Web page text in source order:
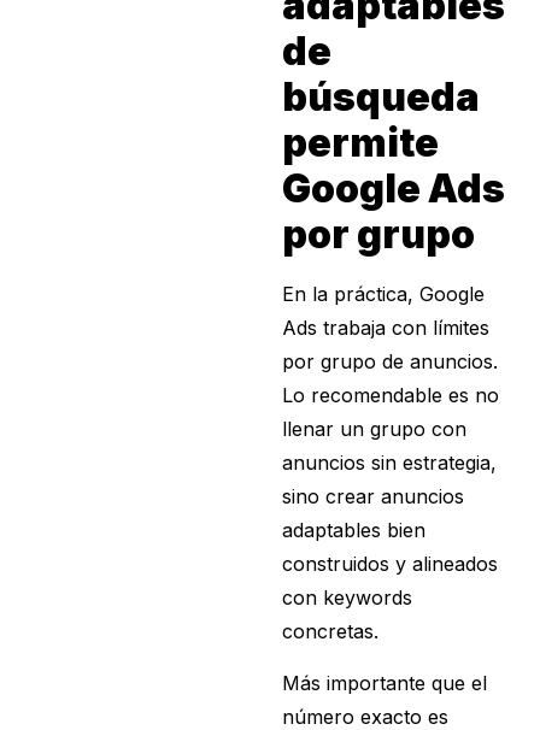
de
búsqueda
permite
Google Ads
por grupo
En la práctica, Google
Ads trabaja con límites
por grupo de anuncios.
Lo recomendable es no
llenar un grupo con
anuncios sin estrategia,
sino crear anuncios
adaptables bien
construidos y alineados
con keywords
concretas.
Más importante que el
número exacto es